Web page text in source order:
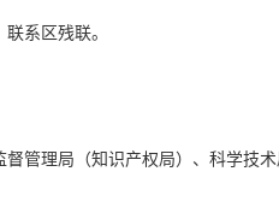
系区残联。
管理局（知识产权局）、科学技术